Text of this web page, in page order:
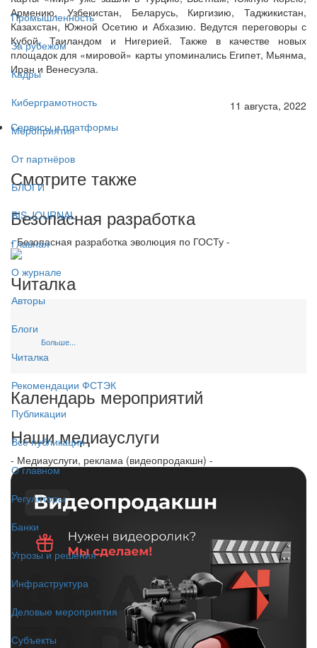
Промышленность
За рубежом
Кадры
Киберграмотность
Мероприятия
От партнёров
БЛОГИ
BIS JOURNAL
Главная
О журнале
Авторы
Блоги
Читалка
Рекомендации ФСТЭК
Публикации
Все публикации
О главном
Регуляторы
Банки
Угрозы и решения
Инфраструктура
Деловые мероприятия
Субъекты
Армению, Узбекистан, Беларусь, Киргизию, Таджикистан,
Казахстан, Южной Осетию и Абхазию. Ведутся переговоры с
Кубой, Таиландом и Нигерией. Также в качестве новых
площадок для «мировой» карты упоминались Египет, Мьянма,
Иран и Венесуэла.
11 августа, 2022
Сервисы и платформы
Смотрите также
Безопасная разработка
- Безопасная разработка эволюция по ГОСТу -
Читалка
Больше...
Календарь мероприятий
Наши медиауслуги
- Медиауслуги, реклама (видеопродакшн) -